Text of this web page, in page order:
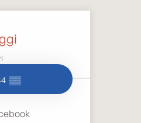
▒▒